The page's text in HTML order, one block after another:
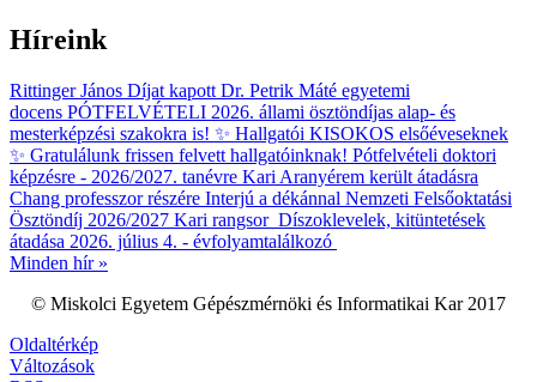
Híreink
Rittinger János Díjat kapott Dr. Petrik Máté egyetemi
docens PÓTFELVÉTELI 2026. állami ösztöndíjas alap- és
mesterképzési szakokra is! ✨ Hallgatói KISOKOS elsőéveseknek
✨ Gratulálunk frissen felvett hallgatóinknak! Pótfelvételi doktori
képzésre - 2026/2027. tanévre Kari Aranyérem került átadásra
Chang professzor részére Interjú a dékánnal Nemzeti Felsőoktatási
Ösztöndíj 2026/2027 Kari rangsor Díszoklevelek, kitüntetések
átadása 2026. július 4. - évfolyamtalálkozó
Minden hír »
© Miskolci Egyetem Gépészmérnöki és Informatikai Kar 2017
Oldaltérkép
Változások